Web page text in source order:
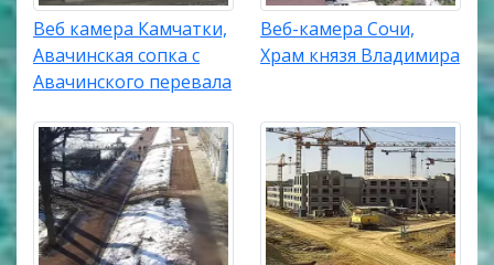
Веб камера Камчатки,
Авачинская сопка с
Авачинского перевала
Веб-камера Сочи,
Храм князя Владимира